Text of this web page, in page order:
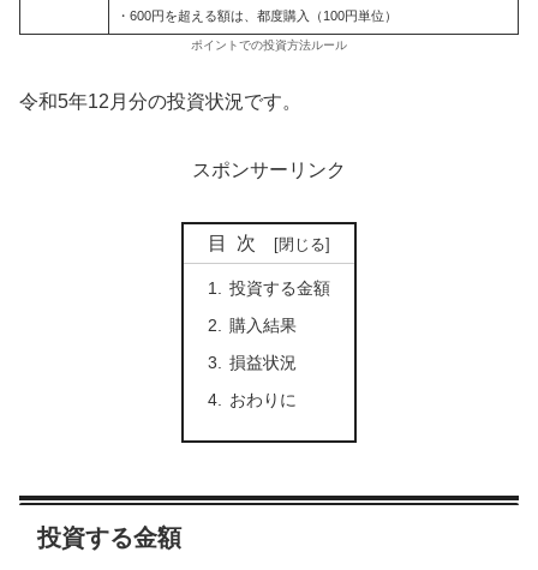
・600円を超える額は、都度購入（100円単位）
ポイントでの投資方法ルール
令和5年12月分の投資状況です。
スポンサーリンク
目次
投資する金額
購入結果
損益状況
おわりに
投資する金額